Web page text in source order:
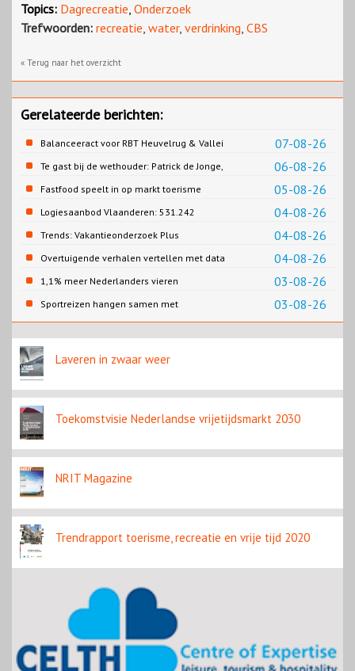
Topics: Dagrecreatie, Onderzoek
Trefwoorden: recreatie, water, verdrinking, CBS
« Terug naar het overzicht
Gerelateerde berichten:
07-08-26
Balanceeract voor RBT Heuvelrug & Vallei
06-08-26
Te gast bij de wethouder: Patrick de Jonge,
Gemeente Emmen
05-08-26
Fastfood speelt in op markt toerisme
04-08-26
Logiesaanbod Vlaanderen: 531.242
slaapplaatsen
04-08-26
Trends: Vakantieonderzoek Plus
04-08-26
Overtuigende verhalen vertellen met data
03-08-26
1,1% meer Nederlanders vieren
zomervakantie in Turkije
03-08-26
Sportreizen hangen samen met
bestemming en welzijn
Laveren in zwaar weer
Toekomstvisie Nederlandse vrijetijdsmarkt 2030
NRIT Magazine
Trendrapport toerisme, recreatie en vrije tijd 2020